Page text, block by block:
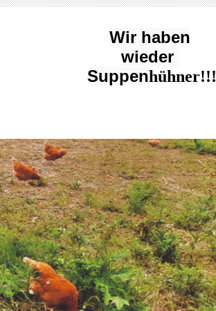
Wir haben
wieder
Suppenhühner!!!